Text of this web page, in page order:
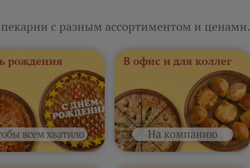
с разным ассортиментом и ценами.
рождения В офис и для коллег